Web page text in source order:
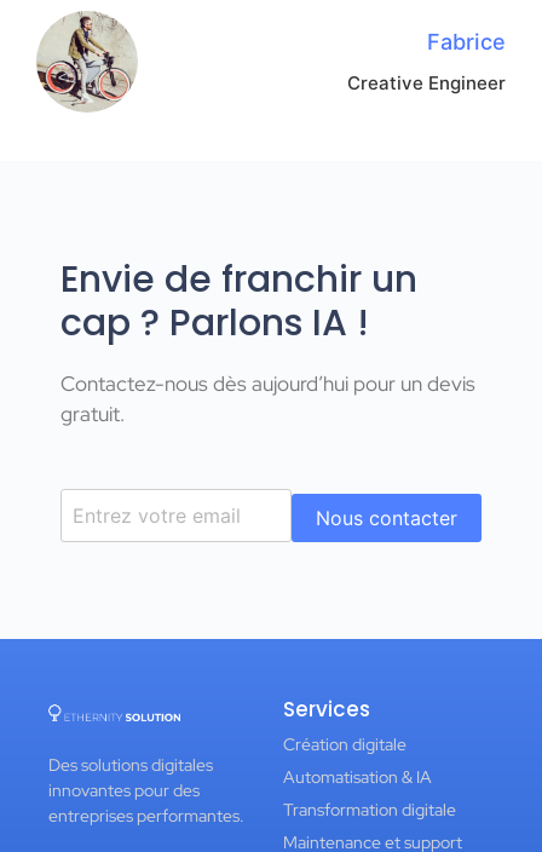
Fabrice
Creative Engineer
Envie de franchir un
cap ? Parlons IA !
Contactez-nous dès aujourd’hui pour un devis
gratuit.
Nous contacter
Des solutions digitales
innovantes pour des
entreprises performantes.
Services
Création digitale
Automatisation & IA
Transformation digitale
Maintenance et support